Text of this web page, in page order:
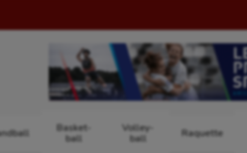
Basket-
ball
Volley-
ball
Raquette